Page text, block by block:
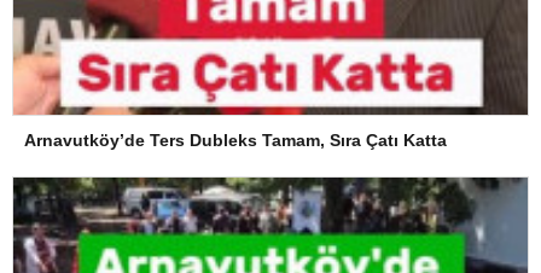
Arnavutköy’de Ters Dubleks Tamam, Sıra Çatı Katta